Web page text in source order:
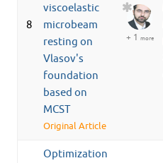
8
viscoelastic
microbeam
resting on
Vlasov's
foundation
based on
MCST
Original Article
+ 1 more
Optimization